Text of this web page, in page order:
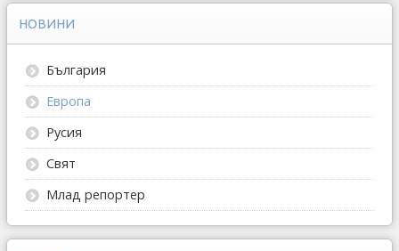
НОВИНИ
България
Европа
Русия
Свят
Млад репортер